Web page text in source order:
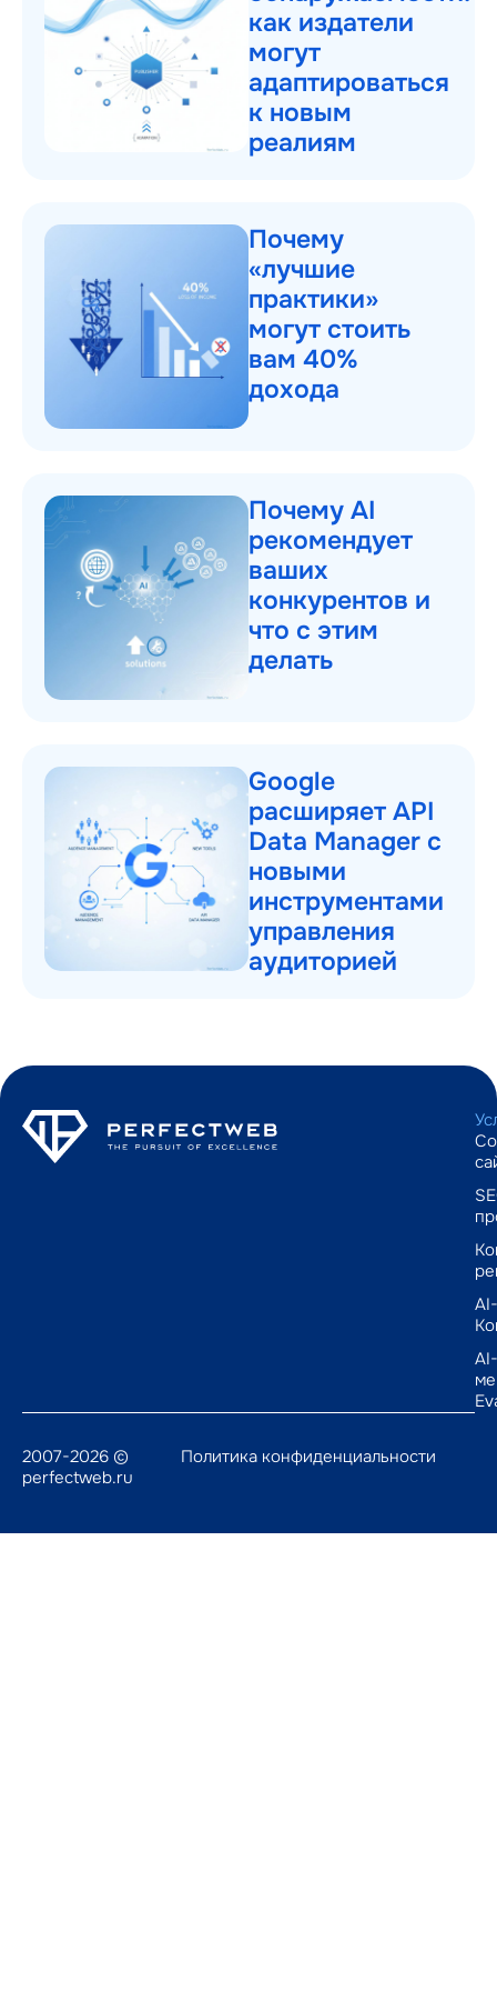
как издатели
могут
адаптироваться
к новым
реалиям
Почему
«лучшие
практики»
могут стоить
вам 40%
дохода
Почему AI
рекомендует
ваших
конкурентов и
что с этим
делать
Google
расширяет API
Data Manager с
новыми
инструментами
управления
аудиторией
AI-
AI-
2007-2026 ©
perfectweb.ru
Политика конфиденциальности